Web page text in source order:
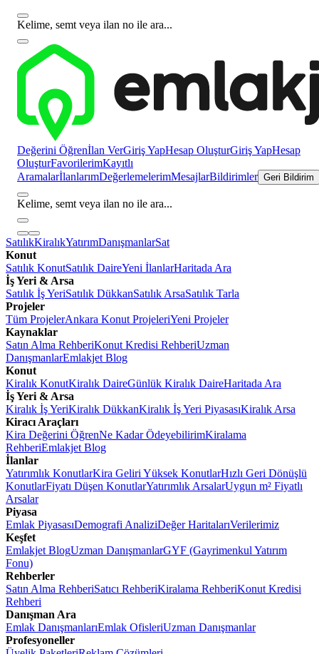
Kelime, semt veya ilan no ile ara...
Değerini Öğrenİlan VerGiriş YapHesap OluşturGiriş YapHesap
OluşturFavorilerimKayıtlı
AramalarİlanlarımDeğerlemelerimMesajlarBildirimler Geri Bildirim
Kelime, semt veya ilan no ile ara...
SatılıkKiralıkYatırımDanışmanlarSat
Konut
Satılık KonutSatılık DaireYeni İlanlarHaritada Ara
İş Yeri & Arsa
Satılık İş YeriSatılık DükkanSatılık ArsaSatılık Tarla
Projeler
Tüm ProjelerAnkara Konut ProjeleriYeni Projeler
Kaynaklar
Satın Alma RehberiKonut Kredisi RehberiUzman
DanışmanlarEmlakjet Blog
Konut
Kiralık KonutKiralık DaireGünlük Kiralık DaireHaritada Ara
İş Yeri & Arsa
Kiralık İş YeriKiralık DükkanKiralık İş Yeri PiyasasıKiralık Arsa
Kiracı Araçları
Kira Değerini ÖğrenNe Kadar ÖdeyebilirimKiralama
RehberiEmlakjet Blog
İlanlar
Yatırımlık KonutlarKira Geliri Yüksek KonutlarHızlı Geri Dönüşlü
KonutlarFiyatı Düşen KonutlarYatırımlık ArsalarUygun m² Fiyatlı
Arsalar
Piyasa
Emlak PiyasasıDemografi AnaliziDeğer HaritalarıVerilerimiz
Keşfet
Emlakjet BlogUzman DanışmanlarGYF (Gayrimenkul Yatırım
Fonu)
Rehberler
Satın Alma RehberiSatıcı RehberiKiralama RehberiKonut Kredisi
Rehberi
Danışman Ara
Emlak DanışmanlarıEmlak OfisleriUzman Danışmanlar
Profesyoneller